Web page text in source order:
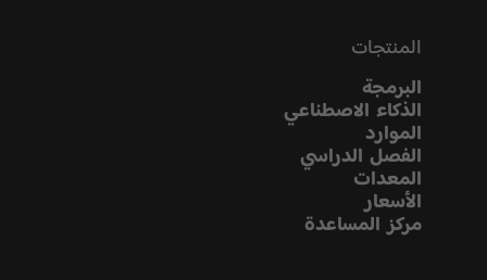
المنتجات
البرمجة
الذكاء الاصطناعي
الموارد
الفصل الدراسي
المعدات
الأسعار
مركز المساعدة